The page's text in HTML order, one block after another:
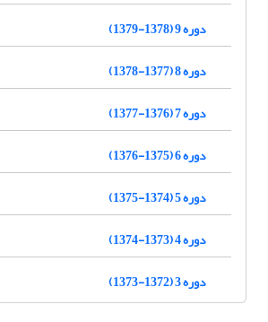
دوره 9 (1378-1379)
دوره 8 (1377-1378)
دوره 7 (1376-1377)
دوره 6 (1375-1376)
دوره 5 (1374-1375)
دوره 4 (1373-1374)
دوره 3 (1372-1373)